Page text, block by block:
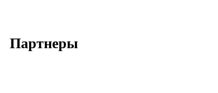
Партнеры